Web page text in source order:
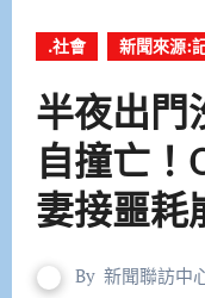
.社會 新聞來源:
半夜出
自撞亡
妻接噩耗
By 新聞聯訪中